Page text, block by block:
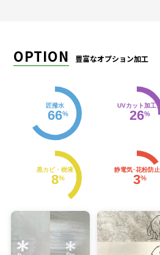
OPTION 豊富なオプション加工
匠撥水
66%
UVカット加工
26%
黒カビ・樹液
8%
静電気･花粉防止
3%